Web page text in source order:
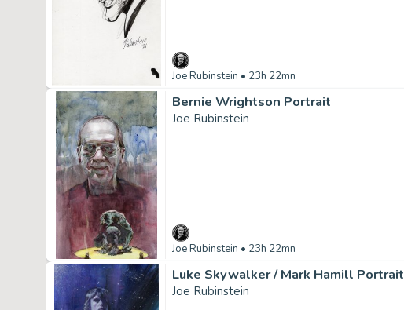
Joe Rubinstein • 23h 22mn
Bernie Wrightson Portrait
Joe Rubinstein
Joe Rubinstein • 23h 22mn
Luke Skywalker / Mark Hamill Portrait
Joe Rubinstein